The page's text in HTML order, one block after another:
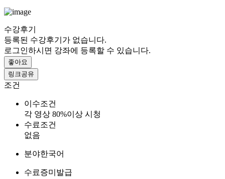
수강후기
등록된 수강후기가 없습니다.
로그인하시면 강좌에 등록할 수 있습니다.
좋아요
링크공유
조건
이수조건
각 영상 80%이상 시청
수료조건
없음
분야한국어
수료증미발급